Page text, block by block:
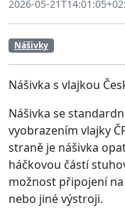
2026-05-
Nášivky
Nášivka s vlajkou
Nášivka se
vyobrazením vlajky
straně je nášivka
háčkovou částí
možnost připojení
nebo jiné výstroji.